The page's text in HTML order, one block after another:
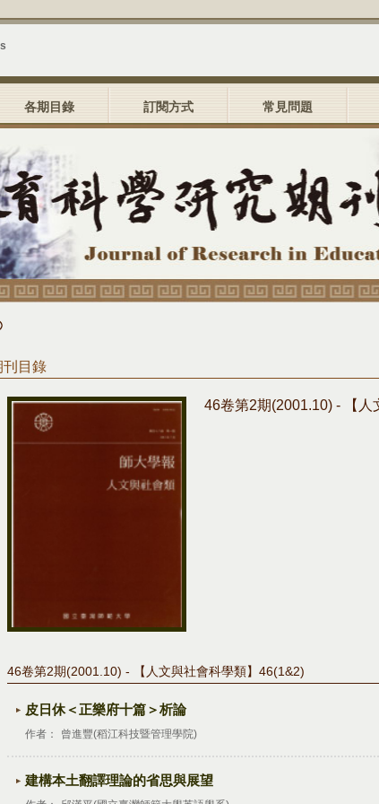
各期目錄 訂閱方式 常見問題
刊目錄
46卷第2期(2001.10) - 【
46卷第2期(2001.10) - 【人文與社會科學類】46(1&2)
皮日休＜正樂府十篇＞析論
作者： 曾進豐(稻江科技暨管理學院)
建構本土翻譯理論的省思與展望